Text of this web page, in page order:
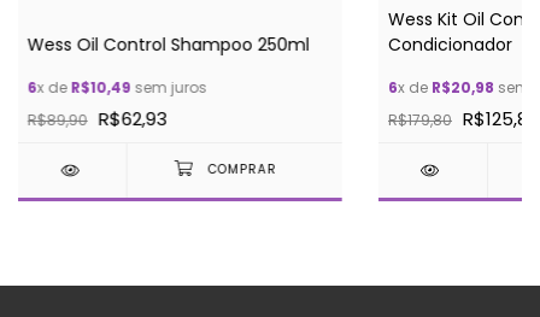
Wess Oil Control Shampoo 250ml
6x deR$10,49 sem juros
R$89,90 R$62,93
Wess Kit Oil
Condicionador
6x de R$20,98 sem
R$179,80 R$125,86